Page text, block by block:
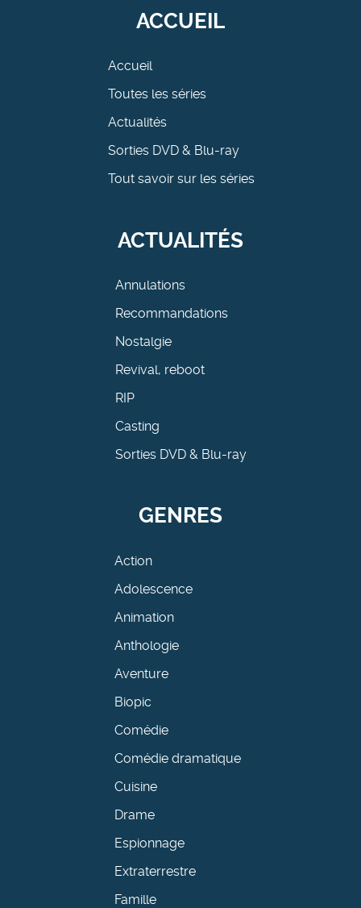
ACCUEIL
Accueil
Toutes les séries
Actualités
Sorties DVD & Blu-ray
Tout savoir sur les séries
ACTUALITÉS
Annulations
Recommandations
Nostalgie
Revival, reboot
RIP
Casting
Sorties DVD & Blu-ray
GENRES
Action
Adolescence
Animation
Anthologie
Aventure
Biopic
Comédie
Comédie dramatique
Cuisine
Drame
Espionnage
Extraterrestre
Famille